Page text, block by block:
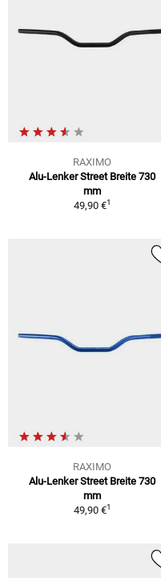
RAXIMO
Alu-Lenker Street Breite 730
mm
49,90 €1
RAXIMO
Alu-Lenker Street Breite 730
mm
49,90 €1